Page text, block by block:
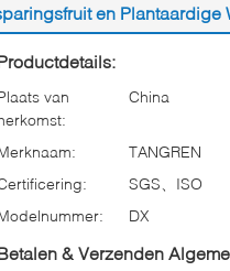
en Plantaardige
van
China
TANGREN
SGS、ISO
DX
& Verzenden